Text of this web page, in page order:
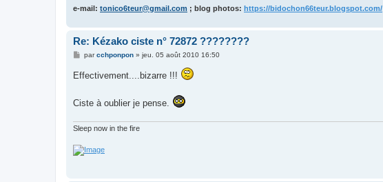
e-mail: tonico6teur@gmail.com ; blog photos: https://bidochon66teur.blogspot.com/
Re: Kézako ciste n° 72872 ????????
M
s
s
e
parcchponpon» jeu. 05 août 2010 16:50
Effectivement....bizarre !!!
Ciste à oublier je pense.
Sleep now in the fire